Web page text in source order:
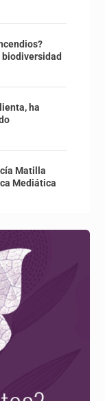
ha
Matilla
Mediática